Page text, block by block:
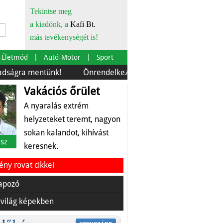
Tekintse meg
a kiadónk, a Kafi Bt.
más tevékenységét is!
Életmód Autó-Motor Sport
Önrendelkezés és szürkebarát
Vakációs őrület
A nyaralás extrém
helyzeteket teremt, nagyon
sokan kalandot, kihívást
keresnek.
rovat cikkei
képekben